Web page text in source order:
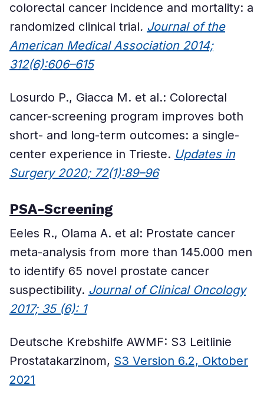
colorectal cancer incidence and mortality: a
randomized clinical trial. Journal of the
American Medical Association 2014;
312(6):606–615
Losurdo P., Giacca M. et al.: Colorectal
cancer-screening program improves both
short- and long-term outcomes: a single-
center experience in Trieste. Updates in
Surgery 2020; 72(1):89–96
PSA-Screening
Eeles R., Olama A. et al: Prostate cancer
meta-analysis from more than 145.000 men
to identify 65 novel prostate cancer
suspectibility. Journal of Clinical Oncology
2017; 35 (6): 1
Deutsche Krebshilfe AWMF: S3 Leitlinie
Prostatakarzinom, S3 Version 6.2, Oktober
2021